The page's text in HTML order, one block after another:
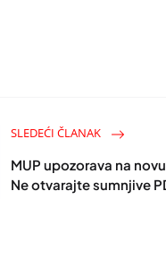
SLEDEĆI ČLANAK
MUP upozorava na
Ne otvarajte sumnjive